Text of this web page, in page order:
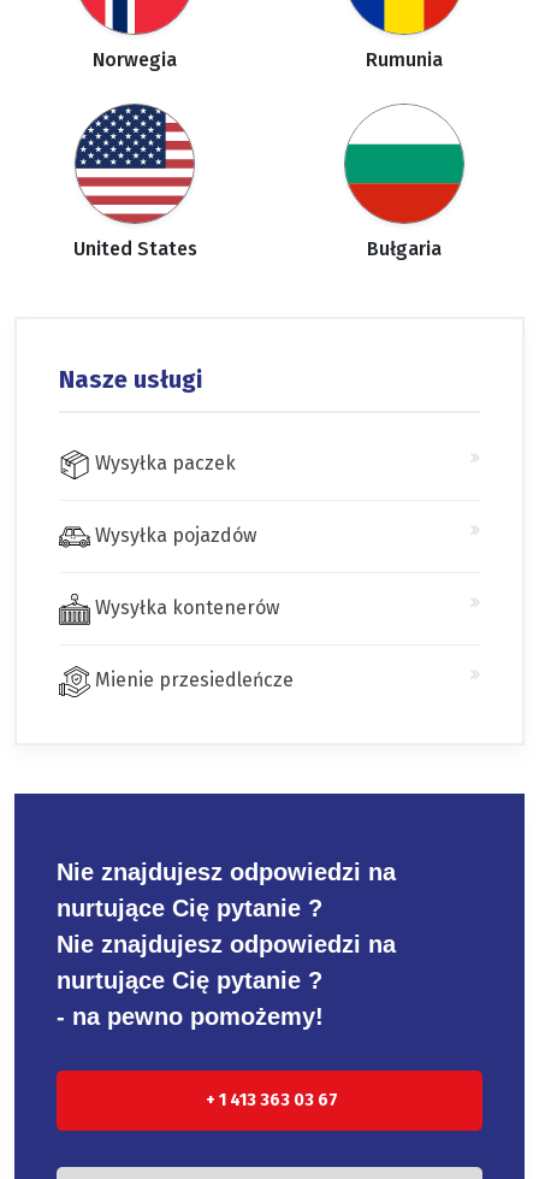
Norwegia Rumunia
United States Bułgaria
Nasze usługi
Wysyłka paczek
Wysyłka pojazdów
Wysyłka kontenerów
Mienie przesiedleńcze
Nie znajdujesz odpowiedzi na
nurtujące Cię pytanie ?
Nie znajdujesz odpowiedzi na
nurtujące Cię pytanie ?
- na pewno pomożemy!
+ 1 413 363 03 67